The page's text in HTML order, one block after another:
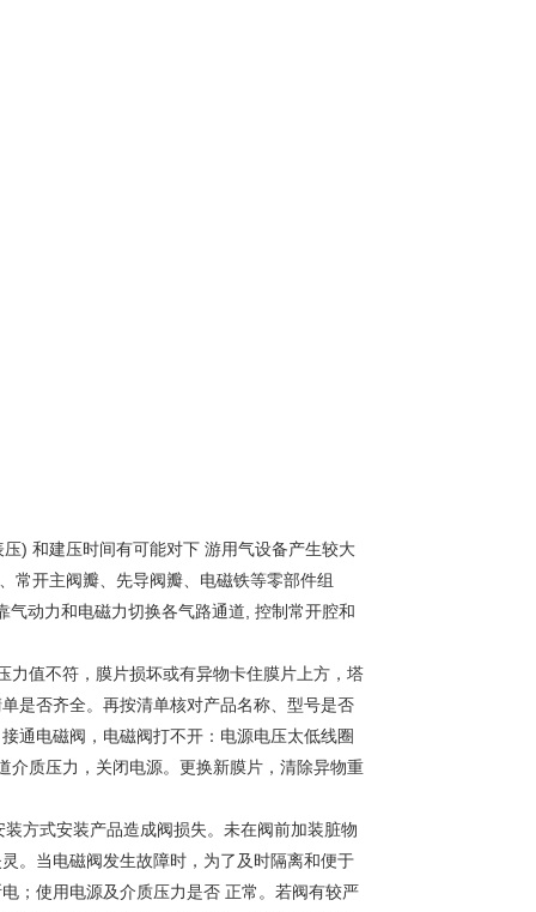
压) 和建压时间有可能对下 游用气设备产生较大
常开主阀瓣、先导阀瓣、电磁铁等零部件组
气动力和电磁力切换各气路通道, 控制常开腔和
力值不符，膜片损坏或有异物卡住膜片上方，塔
是否齐全。再按清单核对产品名称、型号是否
通电磁阀，电磁阀打不开：电源电压太低线圈
介质压力，关闭电源。更换新膜片，清除异物重
方式安装产品造成阀损失。未在阀前加装脏物
。当电磁阀发生故障时，为了及时隔离和便于
；使用电源及介质压力是否 正常。若阀有较严